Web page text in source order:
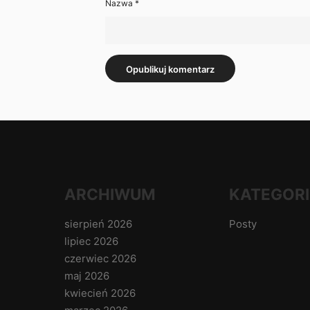
Nazwa *
ARCHIWUM
sierpień 2026
lipiec 2026
czerwiec 2026
maj 2026
kwiecień 2026
Posty